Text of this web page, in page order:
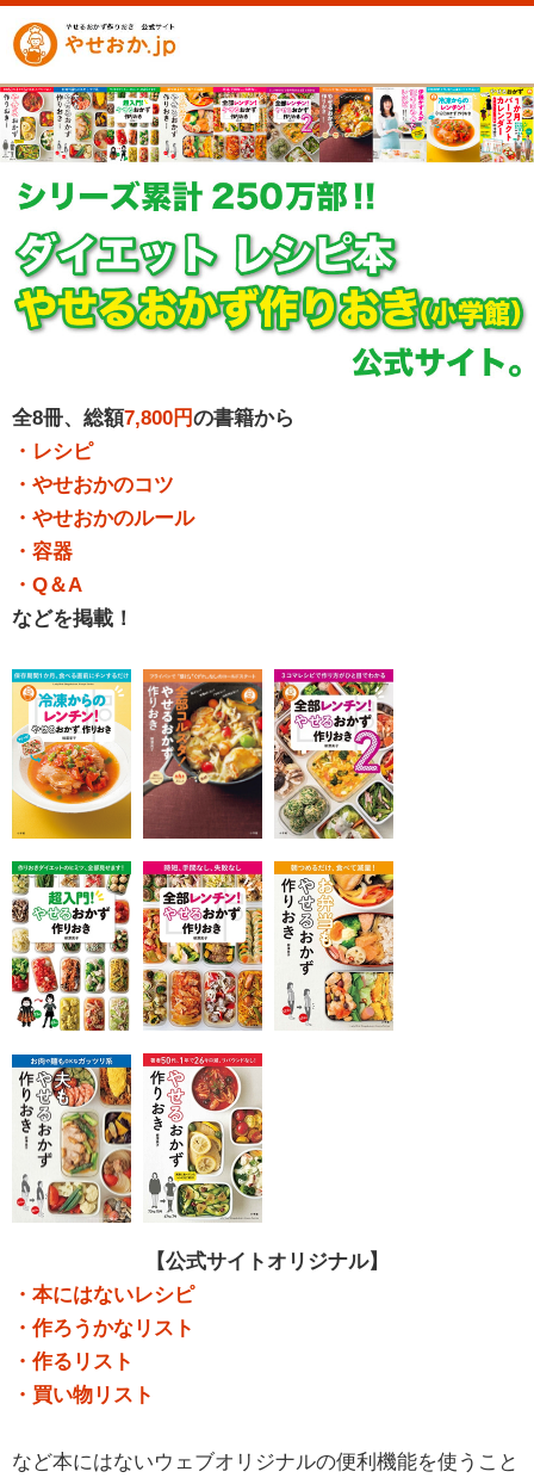
全8冊、総額7,800円の書籍から
・レシピ
・やせおかのコツ
・やせおかのルール
・容器
・Q＆A
などを掲載！
【公式サイトオリジナル】
・本にはないレシピ
・作ろうかなリスト
・作るリスト
・買い物リスト
など本にはないウェブオリジナルの便利機能を使うこと